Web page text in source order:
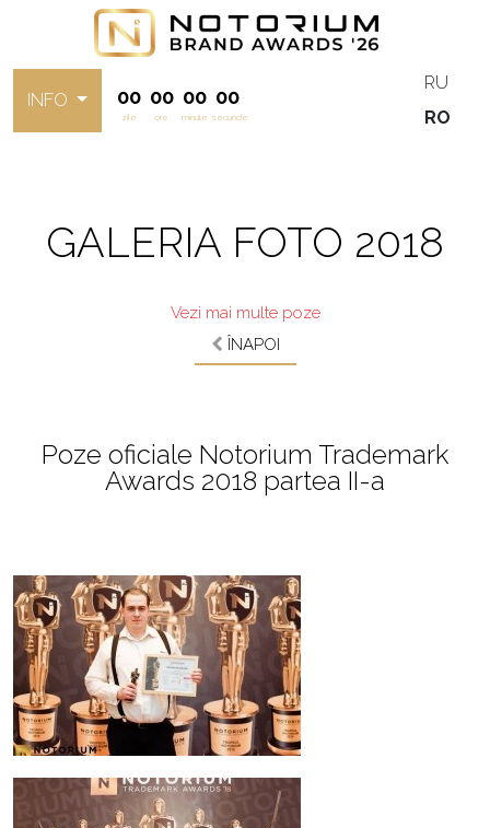
INFO 00
zile
00
ore
00
minute
00
secunde
RU
RO
GALERIA FOTO 2018
Vezi mai multe poze
ÎNAPOI
Poze oficiale Notorium Trademark
Awards 2018 partea II-a